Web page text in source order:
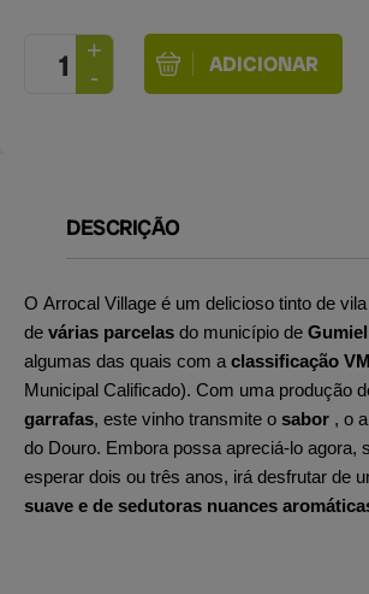
DESCRIÇÃO
O Arrocal Village é um delicioso tinto de
de várias parcelas do município de
algumas das quais com a classificação
Municipal Calificado). Com uma produção
garrafas, este vinho transmite o sabor , o
do Douro. Embora possa apreciá-lo agora,
esperar dois ou três anos, irá desfrutar de
suave e de sedutoras nuances